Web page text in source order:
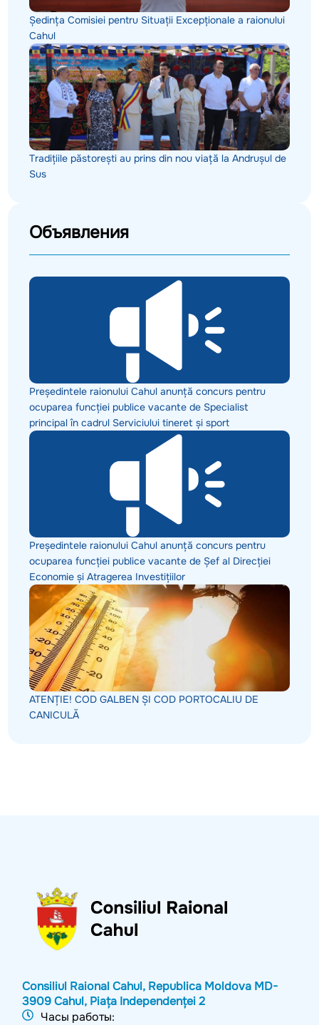
Ședința Comisiei pentru Situații Excepționale a raionului
Cahul
Tradițiile păstorești au prins din nou viață la Andrușul de
Sus
Объявления
Președintele raionului Cahul anunță concurs pentru
ocuparea funcției publice vacante de Specialist
principal în cadrul Serviciului tineret și sport
Președintele raionului Cahul anunță concurs pentru
ocuparea funcției publice vacante de Șef al Direcției
Economie și Atragerea Investițiilor
ATENȚIE! COD GALBEN ȘI COD PORTOCALIU DE
CANICULĂ
Consiliul Raional Cahul, Republica Moldova MD-
3909 Cahul, Piața Independenței 2
Часы работы: